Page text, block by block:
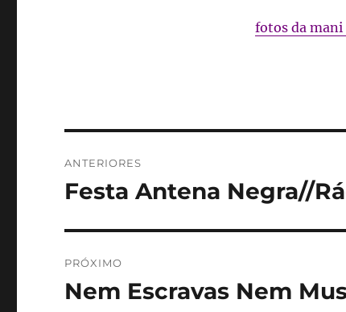
fotos da mani
de
ANTERIORES
Post
Festa Antena Negra//
PRÓXIMO
Próximo
Nem Escravas Nem